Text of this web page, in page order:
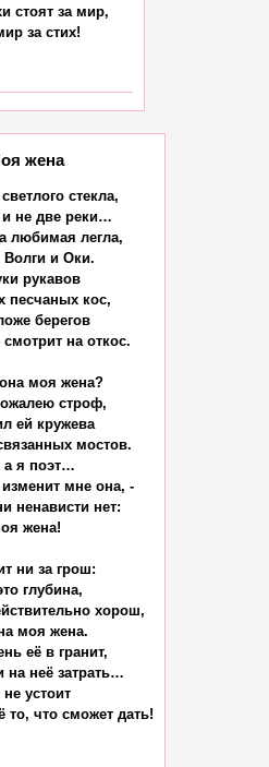
стоят за мир,
жена
стекла,
и не две реки…
любимая легла,
Волги и Оки.
рукавов
песчаных кос,
берегов
на откос.
она моя жена?
строф,
ей кружева
мостов.
я поэт…
мне она, -
ненависти нет:
жена!
ни за грош:
глубина,
хорош,
моя жена.
её в гранит,
неё затрать…
устоит